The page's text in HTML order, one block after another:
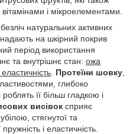
і мікроелементами.
натуральних активних
надають на шкірний покрив
період використання
та внутрішнє стан: ожа
Протеїни шовку
глибоко
її більш гладкою і
висівок сприяє
стягнутої та
і еластичність.